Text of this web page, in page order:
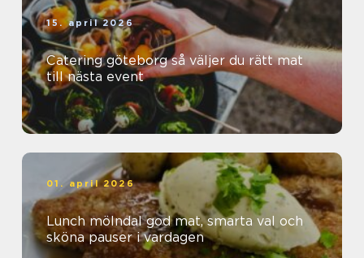
15. april 2026
Catering göteborg så väljer du rätt mat
till nästa event
01. april 2026
Lunch mölndal god mat, smarta val och
sköna pauser i vardagen